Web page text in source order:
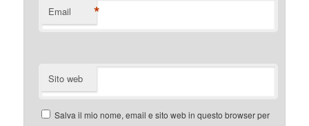
Email *
Sito web
Salva il mio nome, email e sito web in questo browser per